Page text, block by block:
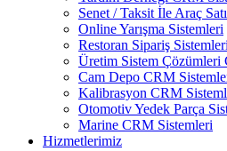
Senet / Taksit İle Araç
Online Yarışma Sistemleri
Restoran Sipariş
Üretim Sistem Çözümleri
Cam Depo CRM
Kalibrasyon CRM
Otomotiv Yedek Parça
Marine CRM Sistemleri
Hizmetlerimiz